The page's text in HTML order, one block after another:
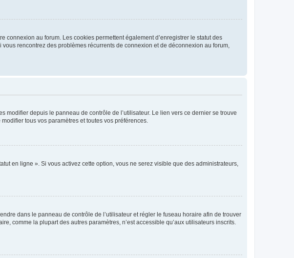
connexion au forum. Les cookies permettent également d’enregistrer le statut des
rencontrez des problèmes récurrents de connexion et de déconnexion au forum,
modifier depuis le panneau de contrôle de l’utilisateur. Le lien vers ce dernier se trouve
tous vos paramètres et toutes vos préférences.
en ligne ». Si vous activez cette option, vous ne serez visible que des administrateurs,
dans le panneau de contrôle de l’utilisateur et régler le fuseau horaire afin de trouver
comme la plupart des autres paramètres, n’est accessible qu’aux utilisateurs inscrits.